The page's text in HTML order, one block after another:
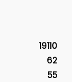
19110
62
55